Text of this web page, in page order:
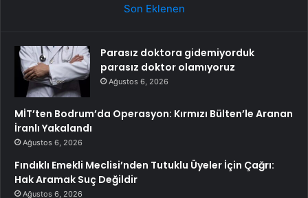
Son Eklenen
Parasız doktora gidemiyorduk
parasız doktor olamıyoruz
Ağustos 6, 2026
MİT’ten Bodrum’da Operasyon: Kırmızı Bülten’le Aranan
İranlı Yakalandı
Ağustos 6, 2026
Fındıklı Emekli Meclisi’nden Tutuklu Üyeler İçin Çağrı:
Hak Aramak Suç Değildir
Ağustos 6, 2026